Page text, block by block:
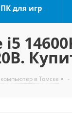
для игр
в Томске -